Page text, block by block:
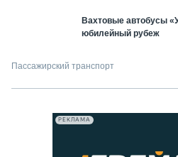
Вахтовые автобусы
юбилейный рубеж
Пассажирский транспорт
РЕКЛАМА